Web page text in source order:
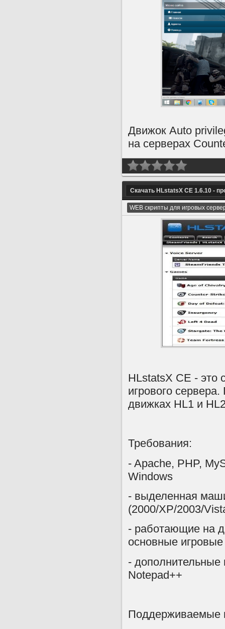
Движок Auto
на серверах
Скачать HLstatsX CE 1.6.10 -
WEB скрипты для игровых
HLstatsX CE - это
игрового
движках HL1 и
Требования:
- Apache, PHP,
Windows
- выделенная
(2000/XP/2003/
- работающие на
основные
-
Notepad++
Поддерживаемые